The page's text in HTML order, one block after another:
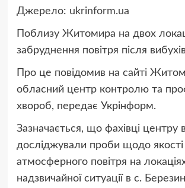
Джерело: ukrinform.ua
Поблизу Житомира на двох
забруднення повітря після
Про це повідомив на сайті
обласний центр контролю та
хвороб, передає Укрінформ.
Зазначається, що фахівці центру
досліджували проби щодо якості
атмосферного повітря на
надзвичайної ситуації в с.